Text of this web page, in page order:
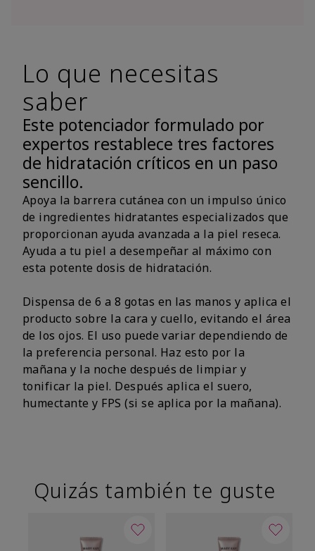
Lo que necesitas
saber
Este potenciador formulado por
expertos restablece tres factores
de hidratación críticos en un paso
sencillo.
Apoya la barrera cutánea con un impulso único
de ingredientes hidratantes especializados que
proporcionan ayuda avanzada a la piel reseca.
Ayuda a tu piel a desempeñar al máximo con
esta potente dosis de hidratación.
Dispensa de 6 a 8 gotas en las manos y aplica el
producto sobre la cara y cuello, evitando el área
de los ojos. El uso puede variar dependiendo de
la preferencia personal. Haz esto por la
mañana y la noche después de limpiar y
tonificar la piel. Después aplica el suero,
humectante y FPS (si se aplica por la mañana).
Quizás también te guste